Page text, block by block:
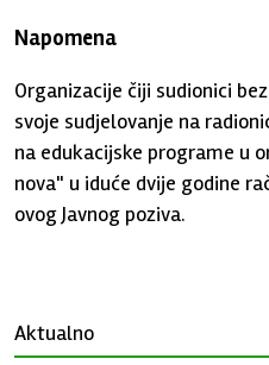
Napomena
Organizacije čiji sudionici
svoje sudjelovanje na
na edukacijske programe u
nova" u iduće dvije godine
ovog Javnog poziva.
Aktualno